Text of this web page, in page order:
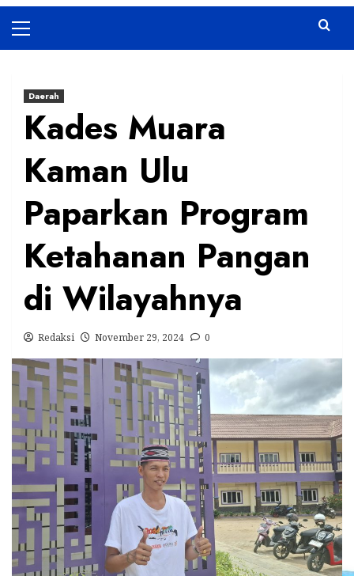
Menu
Daerah
Kades Muara
Kaman Ulu
Paparkan Program
Ketahanan Pangan
di Wilayahnya
Redaksi November 29, 2024 0